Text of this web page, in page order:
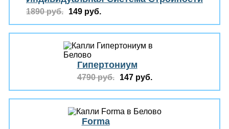
1890 руб. 149 руб.
Гипертониум
4790 руб. 147 руб.
Forma